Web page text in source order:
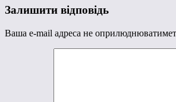
Залишити відповідь
Ваша e-mail адреса не